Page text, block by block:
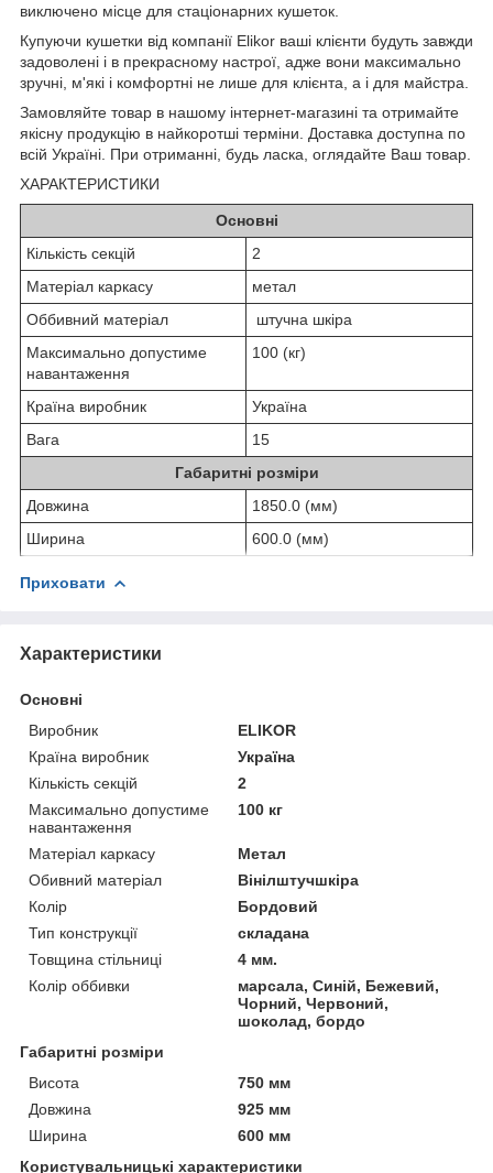
виключено місце для стаціонарних кушеток.
Купуючи кушетки від компанії Elikor ваші клієнти будуть завжди
задоволені і в прекрасному настрої, адже вони максимально
зручні, м'які і комфортні не лише для клієнта, а і для майстра.
Замовляйте товар в нашому інтернет-магазині та отримайте
якісну продукцію в найкоротші терміни. Доставка доступна по
всій Україні. При отриманні, будь ласка, оглядайте Ваш товар.
ХАРАКТЕРИСТИКИ
Основні
Кількість секцій
2
Матеріал каркасу
метал
Оббивний матеріал
штучна шкіра
Максимально допустиме
навантаження
100 (кг)
Країна виробник
Україна
Вага
15
Габаритні розміри
Довжина
1850.0 (мм)
Ширина
600.0 (мм)
Приховати
Характеристики
Основні
Виробник
ELIKOR
Країна виробник
Україна
Кількість секцій
2
Максимально допустиме
навантаження
100 кг
Матеріал каркасу
Метал
Обивний матеріал
Вінілштучшкіра
Колір
Бордовий
Тип конструкції
складана
Товщина стільниці
4 мм.
Колір оббивки
марсала, Синій, Бежевий,
Чорний, Червоний,
шоколад, бордо
Габаритні розміри
Висота
750 мм
Довжина
925 мм
Ширина
600 мм
Користувальницькі характеристики